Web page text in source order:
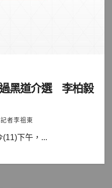
黑道介選 李柏毅
者李祖東
(11)下午，...